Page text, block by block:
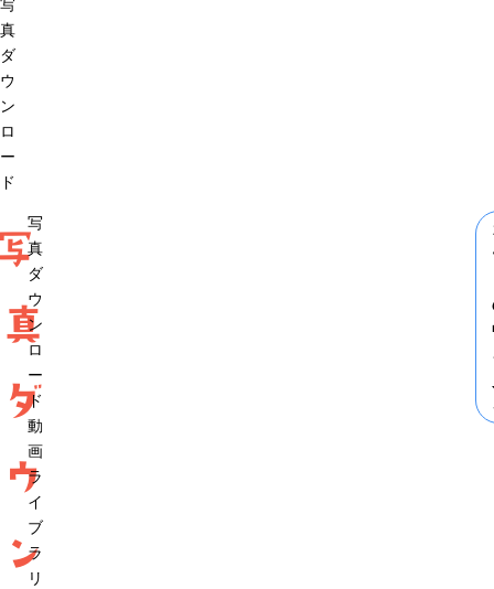
写
真
ダ
ウ
ン
ロ
ー
ド
真
ダ
ウ
ン
写
真
ダ
ウ
ン
ロ
ー
ド
動
画
ラ
イ
ブ
ラ
リ